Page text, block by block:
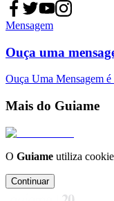
Mensagem
Ouça uma
Ouça Uma Mensagem
Mais do Guiame
O Guiame utiliza
Continuar